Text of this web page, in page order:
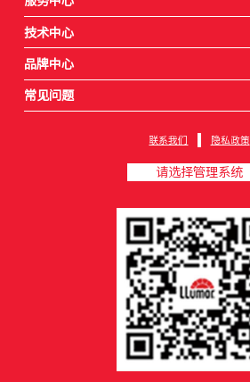
技术中心
品牌中心
常见问题
联系我们 隐私政策
请选择管理系统